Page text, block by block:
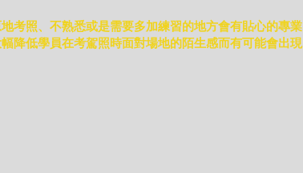
考照、不熟悉或是需要多加練習的地方會有貼心的專業
降低學員在考駕照時面對場地的陌生感而有可能會出現